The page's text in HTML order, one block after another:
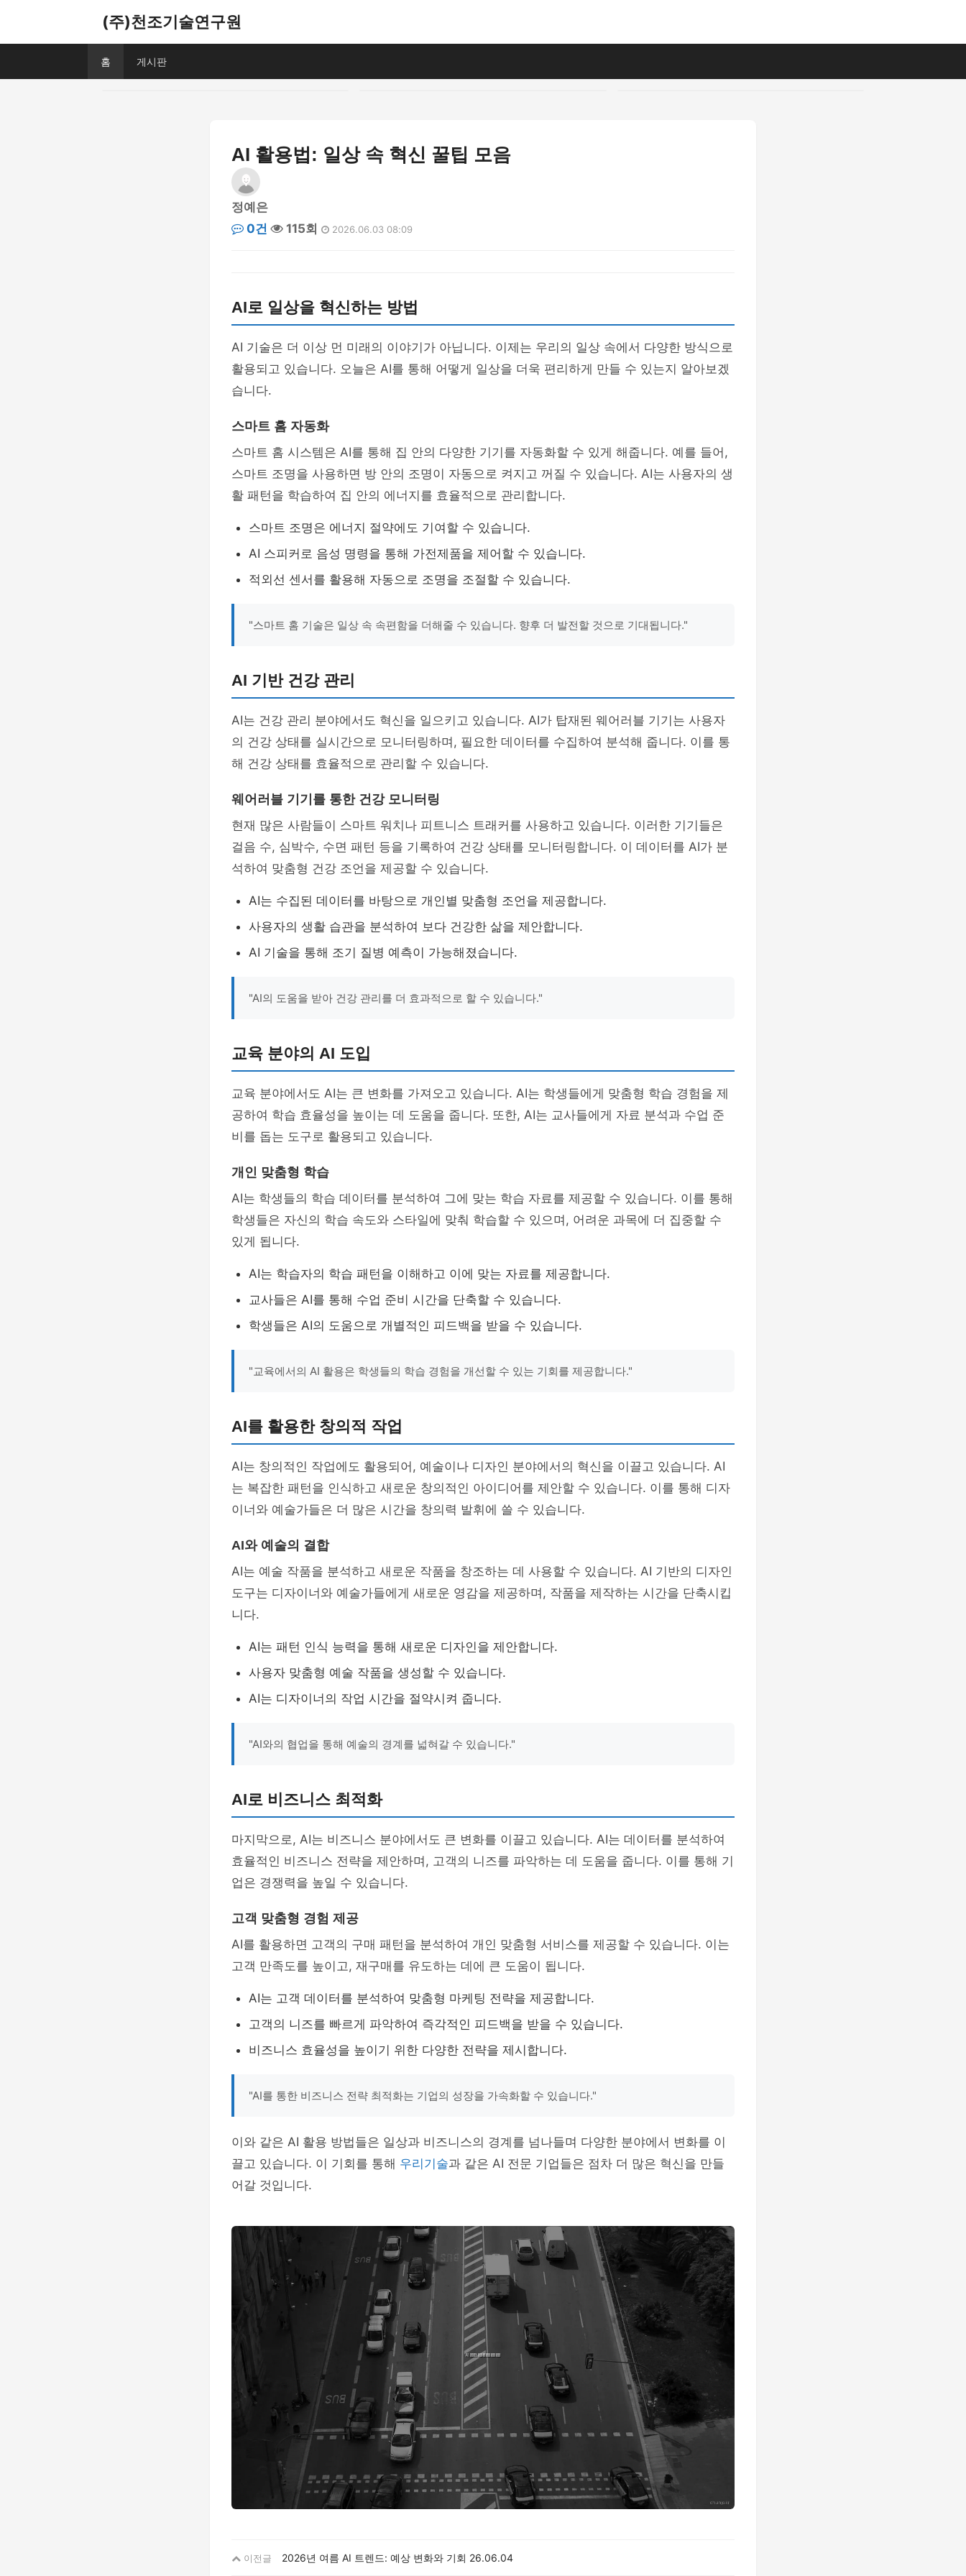
(주)천조기술연구원
홈 게시판
AI 활용법: 일상 속 혁신 꿀팁 모음
정예은
0건
115회 2026.06.03 08:09
AI로 일상을 혁신하는 방법
AI 기술은 더 이상 먼 미래의 이야기가 아닙니다. 이제는 우리의 일상 속에서 다양한 방식으로
활용되고 있습니다. 오늘은 AI를 통해 어떻게 일상을 더욱 편리하게 만들 수 있는지 알아보겠
습니다.
스마트 홈 자동화
스마트 홈 시스템은 AI를 통해 집 안의 다양한 기기를 자동화할 수 있게 해줍니다. 예를 들어,
스마트 조명을 사용하면 방 안의 조명이 자동으로 켜지고 꺼질 수 있습니다. AI는 사용자의 생
활 패턴을 학습하여 집 안의 에너지를 효율적으로 관리합니다.
스마트 조명은 에너지 절약에도 기여할 수 있습니다.
AI 스피커로 음성 명령을 통해 가전제품을 제어할 수 있습니다.
적외선 센서를 활용해 자동으로 조명을 조절할 수 있습니다.
"스마트 홈 기술은 일상 속 속편함을 더해줄 수 있습니다. 향후 더 발전할 것으로 기대됩니다."
AI 기반 건강 관리
AI는 건강 관리 분야에서도 혁신을 일으키고 있습니다. AI가 탑재된 웨어러블 기기는 사용자
의 건강 상태를 실시간으로 모니터링하며, 필요한 데이터를 수집하여 분석해 줍니다. 이를 통
해 건강 상태를 효율적으로 관리할 수 있습니다.
웨어러블 기기를 통한 건강 모니터링
현재 많은 사람들이 스마트 워치나 피트니스 트래커를 사용하고 있습니다. 이러한 기기들은
걸음 수, 심박수, 수면 패턴 등을 기록하여 건강 상태를 모니터링합니다. 이 데이터를 AI가 분
석하여 맞춤형 건강 조언을 제공할 수 있습니다.
AI는 수집된 데이터를 바탕으로 개인별 맞춤형 조언을 제공합니다.
사용자의 생활 습관을 분석하여 보다 건강한 삶을 제안합니다.
AI 기술을 통해 조기 질병 예측이 가능해졌습니다.
"AI의 도움을 받아 건강 관리를 더 효과적으로 할 수 있습니다."
교육 분야의 AI 도입
교육 분야에서도 AI는 큰 변화를 가져오고 있습니다. AI는 학생들에게 맞춤형 학습 경험을 제
공하여 학습 효율성을 높이는 데 도움을 줍니다. 또한, AI는 교사들에게 자료 분석과 수업 준
비를 돕는 도구로 활용되고 있습니다.
개인 맞춤형 학습
AI는 학생들의 학습 데이터를 분석하여 그에 맞는 학습 자료를 제공할 수 있습니다. 이를 통해
학생들은 자신의 학습 속도와 스타일에 맞춰 학습할 수 있으며, 어려운 과목에 더 집중할 수
있게 됩니다.
AI는 학습자의 학습 패턴을 이해하고 이에 맞는 자료를 제공합니다.
교사들은 AI를 통해 수업 준비 시간을 단축할 수 있습니다.
학생들은 AI의 도움으로 개별적인 피드백을 받을 수 있습니다.
"교육에서의 AI 활용은 학생들의 학습 경험을 개선할 수 있는 기회를 제공합니다."
AI를 활용한 창의적 작업
AI는 창의적인 작업에도 활용되어, 예술이나 디자인 분야에서의 혁신을 이끌고 있습니다. AI
는 복잡한 패턴을 인식하고 새로운 창의적인 아이디어를 제안할 수 있습니다. 이를 통해 디자
이너와 예술가들은 더 많은 시간을 창의력 발휘에 쓸 수 있습니다.
AI와 예술의 결합
AI는 예술 작품을 분석하고 새로운 작품을 창조하는 데 사용할 수 있습니다. AI 기반의 디자인
도구는 디자이너와 예술가들에게 새로운 영감을 제공하며, 작품을 제작하는 시간을 단축시킵
니다.
AI는 패턴 인식 능력을 통해 새로운 디자인을 제안합니다.
사용자 맞춤형 예술 작품을 생성할 수 있습니다.
AI는 디자이너의 작업 시간을 절약시켜 줍니다.
"AI와의 협업을 통해 예술의 경계를 넓혀갈 수 있습니다."
AI로 비즈니스 최적화
마지막으로, AI는 비즈니스 분야에서도 큰 변화를 이끌고 있습니다. AI는 데이터를 분석하여
효율적인 비즈니스 전략을 제안하며, 고객의 니즈를 파악하는 데 도움을 줍니다. 이를 통해 기
업은 경쟁력을 높일 수 있습니다.
고객 맞춤형 경험 제공
AI를 활용하면 고객의 구매 패턴을 분석하여 개인 맞춤형 서비스를 제공할 수 있습니다. 이는
고객 만족도를 높이고, 재구매를 유도하는 데에 큰 도움이 됩니다.
AI는 고객 데이터를 분석하여 맞춤형 마케팅 전략을 제공합니다.
고객의 니즈를 빠르게 파악하여 즉각적인 피드백을 받을 수 있습니다.
비즈니스 효율성을 높이기 위한 다양한 전략을 제시합니다.
"AI를 통한 비즈니스 전략 최적화는 기업의 성장을 가속화할 수 있습니다."
이와 같은 AI 활용 방법들은 일상과 비즈니스의 경계를 넘나들며 다양한 분야에서 변화를 이
끌고 있습니다. 이 기회를 통해 우리기술과 같은 AI 전문 기업들은 점차 더 많은 혁신을 만들
어갈 것입니다.
이전글 2026년 여름 AI 트렌드: 예상 변화와 기회 26.06.04